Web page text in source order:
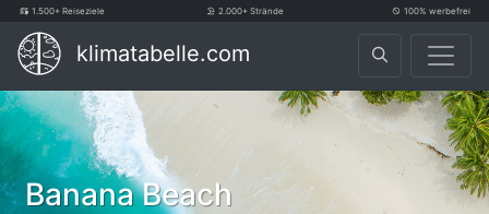
1.500+ Reiseziele 2.000+ Strände 100% werbefrei
klimatabelle.com
Banana Beach